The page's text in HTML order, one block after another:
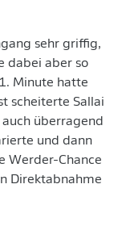
sehr griffig,
dabei aber so
Minute hatte
scheiterte Sallai
überragend
und dann
Werder-Chance
Direktabnahme